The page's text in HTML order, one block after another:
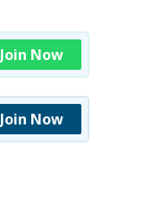
Join Now
Join Now